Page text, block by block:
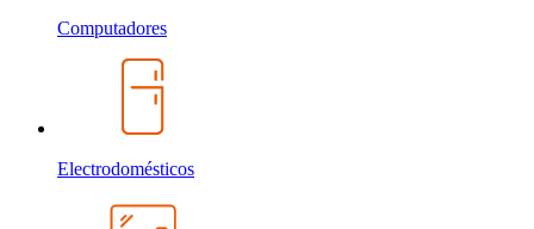
Computadores
Electrodomésticos